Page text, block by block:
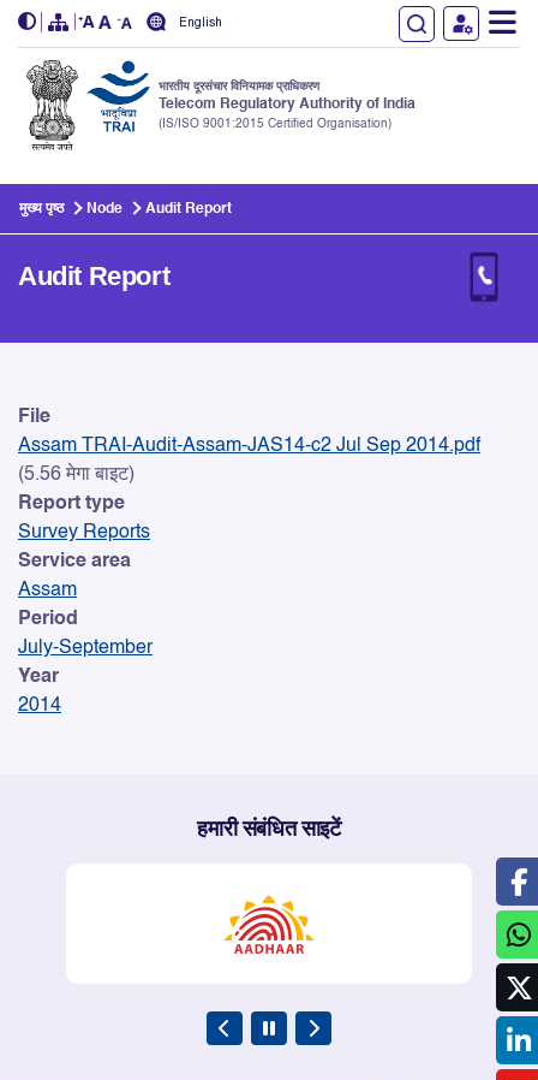
English
भारतीय दूरसंचार विनियामक प्राधिकरण
Telecom Regulatory Authority of India
(IS/ISO 9001:2015 Certified Organisation)
मुख्य पृष्ठ Node Audit Report
Audit Report
Audit Report
File
Assam TRAI-Audit-Assam-JAS14-c2 Jul Sep 2014.pdf
(5.56 मेगा बाइट)
Report type
Survey Reports
Service area
Assam
Period
July-September
Year
2014
हमारी संबंधित साइटें